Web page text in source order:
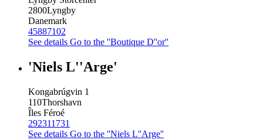
2800Lyngby
Danemark
45887102
See details Go to the ''Boutique D''or''
'Niels L''Arge'
Kongabrúgvin 1
110Thorshavn
Îles Féroé
292311731
See details Go to the ''Niels L''Arge''